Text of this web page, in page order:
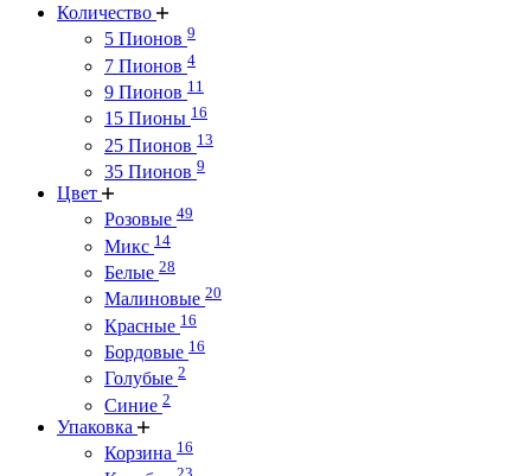
Количество
5 Пионов 9
7 Пионов 4
9 Пионов 11
15 Пионы 16
25 Пионов 13
35 Пионов 9
Цвет
Розовые 49
Микс 14
Белые 28
Малиновые 20
Красные 16
Бордовые 16
Голубые 2
Синие 2
Упаковка
Корзина 16